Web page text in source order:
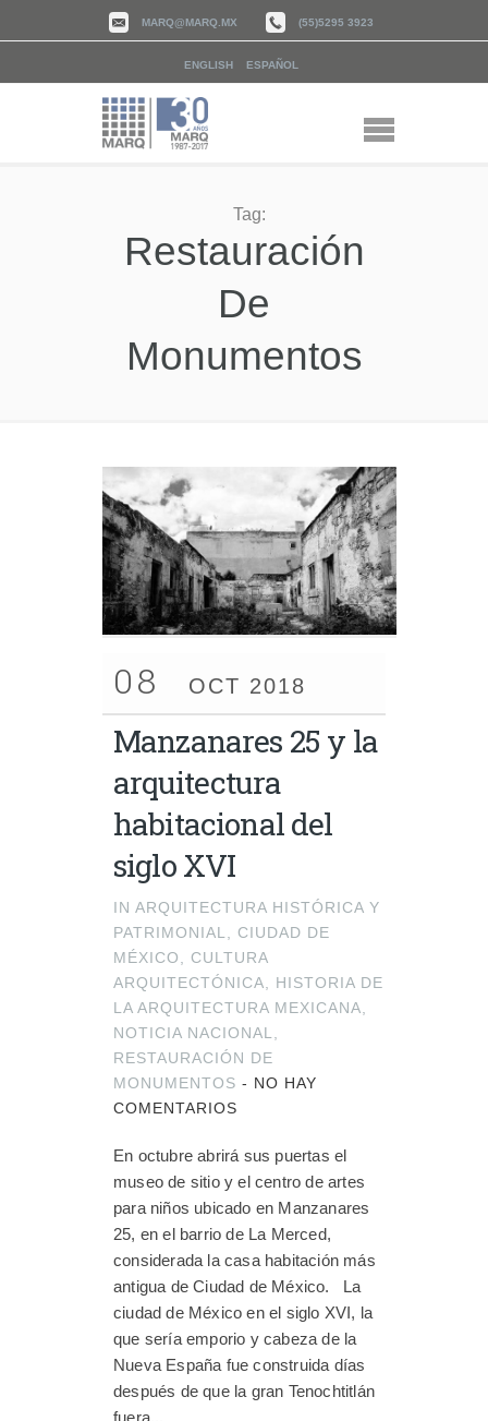
MARQ@MARQ.MX (55)5295 3923
ENGLISH ESPAÑOL
Tag:
Restauración
De
Monumentos
08 OCT 2018
Manzanares 25 y la
arquitectura
habitacional del
siglo XVI
IN ARQUITECTURA HISTÓRICA Y
PATRIMONIAL
CIUDAD DE
MÉXICO
CULTURA
ARQUITECTÓNICA
HISTORIA DE
LA ARQUITECTURA MEXICANA
NOTICIA NACIONAL
RESTAURACIÓN DE
MONUMENTOS - NO HAY
COMENTARIOS
En octubre abrirá sus puertas el
museo de sitio y el centro de artes
para niños ubicado en Manzanares
25, en el barrio de La Merced,
considerada la casa habitación más
antigua de Ciudad de México. La
ciudad de México en el siglo XVI, la
que sería emporio y cabeza de la
Nueva España fue construida días
después de que la gran Tenochtitlán
fuera...